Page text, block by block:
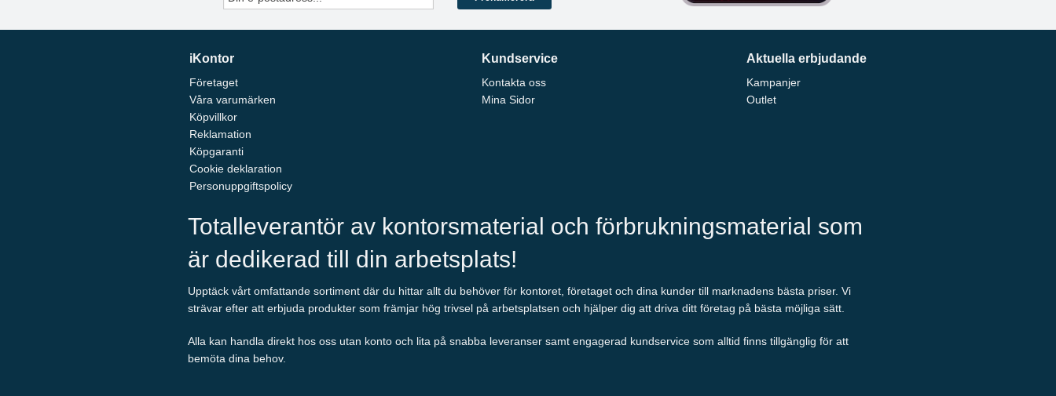
iKontor
Företaget
Våra varumärken
Köpvillkor
Reklamation
Köpgaranti
Cookie deklaration
Personuppgiftspolicy
Kundservice
Kontakta oss
Mina Sidor
Aktuella erbjudande
Kampanjer
Outlet
Totalleverantör av kontorsmaterial och förbrukningsmaterial som
är dedikerad till din arbetsplats!
Upptäck vårt omfattande sortiment där du hittar allt du behöver för kontoret, företaget och dina kunder till marknadens bästa priser. Vi
strävar efter att erbjuda produkter som främjar hög trivsel på arbetsplatsen och hjälper dig att driva ditt företag på bästa möjliga sätt.
Alla kan handla direkt hos oss utan konto och lita på snabba leveranser samt engagerad kundservice som alltid finns tillgänglig för att
bemöta dina behov.